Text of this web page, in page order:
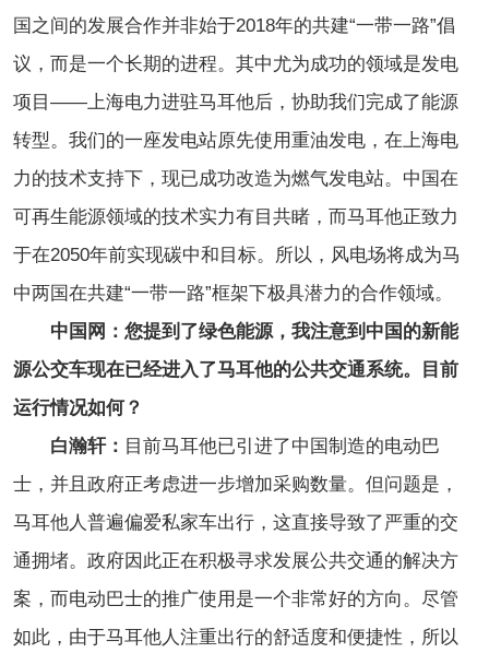
国之间的发展合作并非始于2018年的共建“一带一路”倡
议，而是一个长期的进程。其中尤为成功的领域是发电
项目——上海电力进驻马耳他后，协助我们完成了能源
转型。我们的一座发电站原先使用重油发电，在上海电
力的技术支持下，现已成功改造为燃气发电站。中国在
可再生能源领域的技术实力有目共睹，而马耳他正致力
于在2050年前实现碳中和目标。所以，风电场将成为马
中两国在共建“一带一路”框架下极具潜力的合作领域。
中国网：您提到了绿色能源，我注意到中国的新能
源公交车现在已经进入了马耳他的公共交通系统。目前
运行情况如何？
白瀚轩： 目前马耳他已引进了中国制造的电动巴
士，并且政府正考虑进一步增加采购数量。但问题是，
马耳他人普遍偏爱私家车出行，这直接导致了严重的交
通拥堵。政府因此正在积极寻求发展公共交通的解决方
案，而电动巴士的推广使用是一个非常好的方向。尽管
如此，由于马耳他人注重出行的舒适度和便捷性，所以